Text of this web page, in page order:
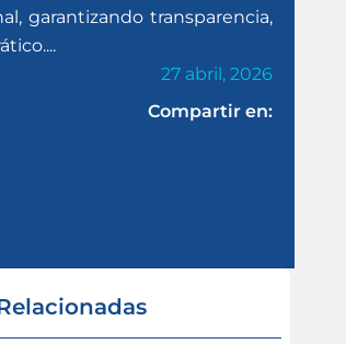
garantizando transparencia,
27 abril, 2026
Compartir en: